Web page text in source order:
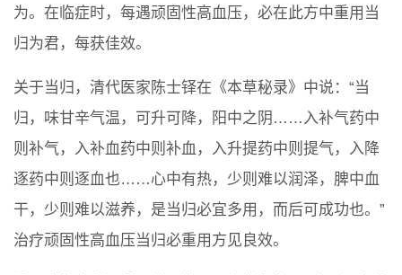
为。在临症时，每遇顽固性高血压，必在此方中重用当
归为君，每获佳效。
关于当归，清代医家陈士铎在《本草秘录》中说：“当
归，味甘辛气温，可升可降，阳中之阴……入补气药中
则补气，入补血药中则补血，入升提药中则提气，入降
逐药中则逐血也……心中有热，少则难以润泽，脾中血
干，少则难以滋养，是当归必宜多用，而后可成功也。”
治疗顽固性高血压当归必重用方见良效。